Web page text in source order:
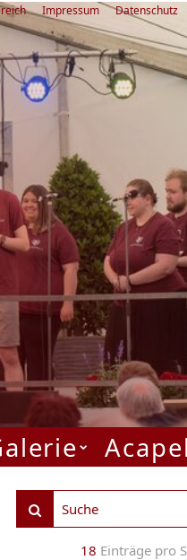
Impressum Datenschutz
Alle
Acapella Week - offen
Workshop
18 Einträge pro